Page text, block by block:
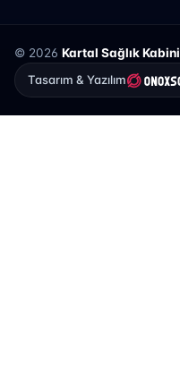
© 2026 Kartal Sağlık Kabini
Tasarım & Yazılım